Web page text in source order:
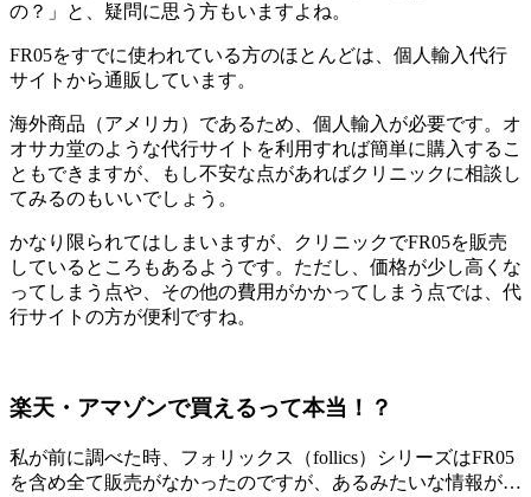
の？」と、疑問に思う方もいますよね。
FR05をすでに使われている方のほとんどは、 個人輸入代行
サイトから通販 しています。
海外商品（アメリカ）であるため、個人輸入が必要です。オ
オサカ堂のような代行サイトを利用すれば簡単に購入するこ
ともできますが、もし不安な点があればクリニックに相談し
てみるのもいいでしょう。
かなり限られてはしまいますが、クリニックでFR05を販売
しているところもあるようです。ただし、価格が少し高くな
ってしまう点や、その他の費用がかかってしまう点では、代
行サイトの方が便利ですね。
楽天・アマゾンで買えるって本当！？
私が前に調べた時、フォリックス（follics）シリーズはFR05
を含め全て販売がなかったのですが、あるみたいな情報が…